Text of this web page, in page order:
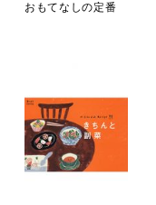
おもてなしの定番